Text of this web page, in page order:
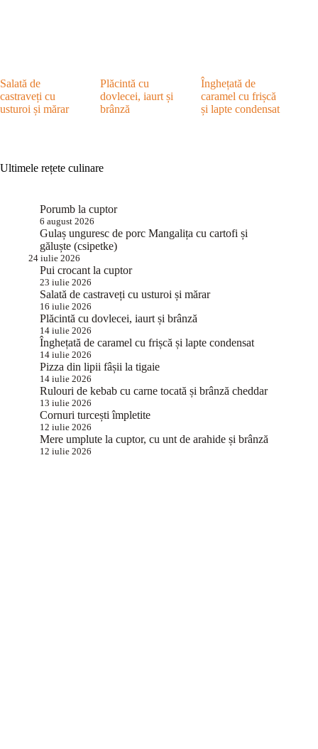
Salată de
castraveți cu
usturoi și mărar
Plăcintă cu
dovlecei, iaurt și
brânză
Înghețată de
caramel cu frișcă
și lapte condensat
Ultimele rețete culinare
Porumb la cuptor
6 august 2026
Gulaș unguresc de porc Mangalița cu cartofi și
găluște (csipetke)
24 iulie 2026
Pui crocant la cuptor
23 iulie 2026
Salată de castraveți cu usturoi și mărar
16 iulie 2026
Plăcintă cu dovlecei, iaurt și brânză
14 iulie 2026
Înghețată de caramel cu frișcă și lapte condensat
14 iulie 2026
Pizza din lipii fâșii la tigaie
14 iulie 2026
Rulouri de kebab cu carne tocată și brânză cheddar
13 iulie 2026
Cornuri turcești împletite
12 iulie 2026
Mere umplute la cuptor, cu unt de arahide și brânză
12 iulie 2026